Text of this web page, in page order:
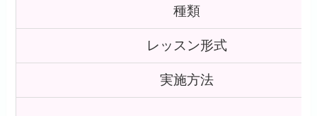
種類
レッスン形式
実施方法